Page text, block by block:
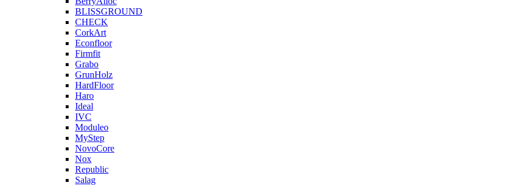
BLISSGROUND
CHECK
CorkArt
Econfloor
Firmfit
Grabo
GrunHolz
HardFloor
Haro
Ideal
IVC
Moduleo
MyStep
NovoCore
Nox
Republic
Salag